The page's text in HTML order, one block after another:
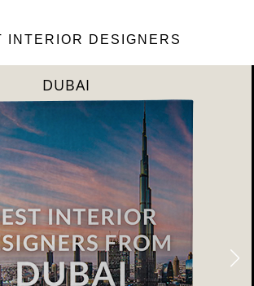
INTERIOR DESIGNERS
RIYAHD